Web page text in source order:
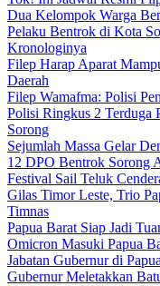
Dua Kelompok Warga
Pelaku Bentrok di Kota
Kronologinya
Filep Harap Aparat
Daerah
Filep Wamafma: Polisi
Polisi Ringkus 2 Terduga
Sorong
Sejumlah Massa Gelar
12 DPO Bentrok Sorong
Festival Sail Teluk
Gilas Timor Leste, Trio
Timnas
Papua Barat Siap Jadi
Omicron Masuki Papua
Jabatan Gubernur di
Gubernur Meletakkan